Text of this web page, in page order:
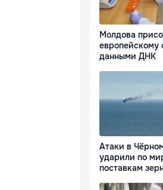
Молдова
европейскому
данными ДНК
Атаки в
ударили по
поставкам